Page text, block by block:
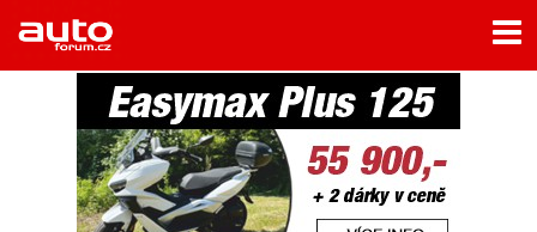
Home
Rubriky
- Jízdní dojmy a další testy
- Bleskovky